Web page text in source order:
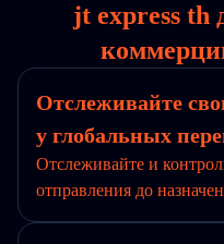
jt express th
Отслеживайте
у глобальных
Отслеживайте и
отправления до